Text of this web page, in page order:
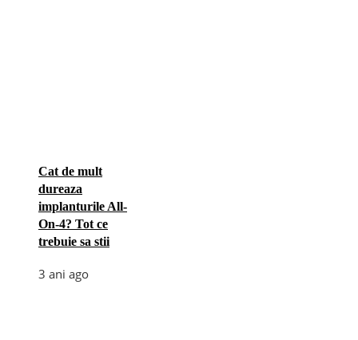
Cat de mult
dureaza
implanturile All-
On-4? Tot ce
trebuie sa stii
3 ani ago